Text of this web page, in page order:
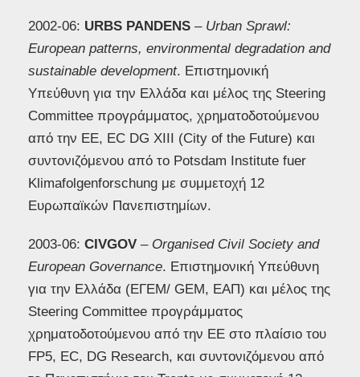
2002-06: URBS PANDENS – Urban Sprawl:
European patterns, environmental degradation and
sustainable development. Επιστημονική
Υπεύθυνη για την Ελλάδα και μέλος της Steering
Committee προγράμματος, χρηματοδοτούμενου
από την ΕΕ, EC DG XIII (City of the Future) και
συντονιζόμενου από το Potsdam Institute fuer
Klimafolgenforschung με συμμετοχή 12
Ευρωπαϊκών Πανεπιστημίων.
2003-06: CIVGOV – Organised Civil Society and
European Governance. Επιστημονική Υπεύθυνη
για την Ελλάδα (ΕΓΕΜ/ GEM, ΕΑΠ) και μέλος της
Steering Committee προγράμματος
χρηματοδοτούμενου από την ΕΕ στο πλαίσιο του
FP5, EC, DG Research, και συντονιζόμενου από